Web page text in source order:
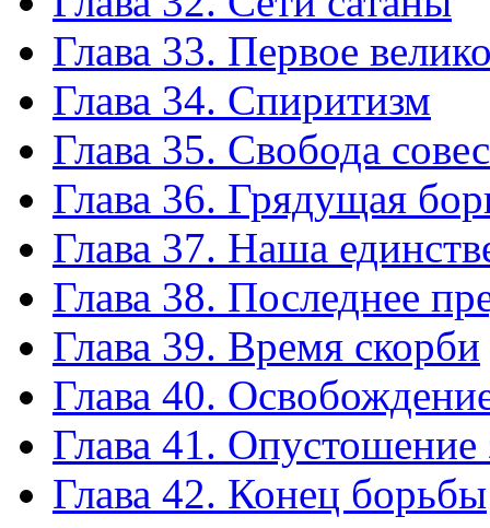
Глава 33. Первое
Глава 34. Спиритизм
Глава 35. Свобода
Глава 36. Грядущая
Глава 37. Наша
Глава 38. Последнее
Глава 39. Время скорби
Глава 40.
Глава 41. Опустошение
Глава 42. Конец борьбы